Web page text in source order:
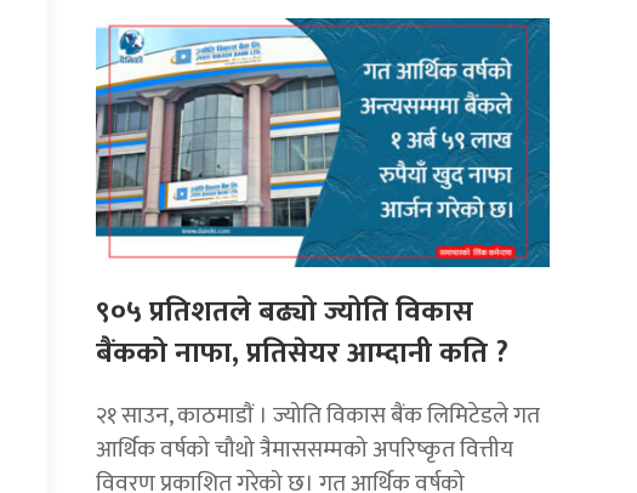
९०५ प्रतिशतले बढ्यो ज्योति विकास
बैंकको नाफा, प्रतिसेयर आम्दानी कति ?
२१ साउन, काठमाडाैं । ज्योति विकास बैंक लिमिटेडले गत
आर्थिक वर्षको चौथो त्रैमाससम्मको अपरिष्कृत वित्तीय
विवरण प्रकाशित गरेको छ। गत आर्थिक वर्षको